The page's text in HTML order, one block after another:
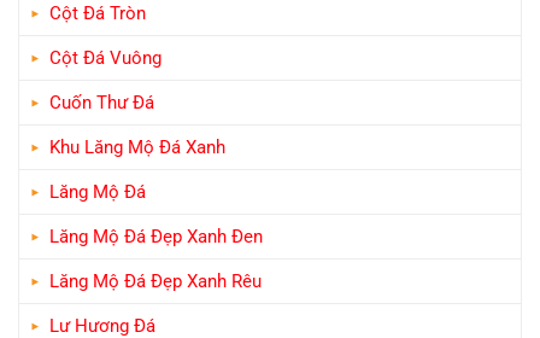
Cột Đá Tròn
Cột Đá Vuông
Cuốn Thư Đá
Khu Lăng Mộ Đá Xanh
Lăng Mộ Đá
Lăng Mộ Đá Đẹp Xanh Đen
Lăng Mộ Đá Đẹp Xanh Rêu
Lư Hương Đá